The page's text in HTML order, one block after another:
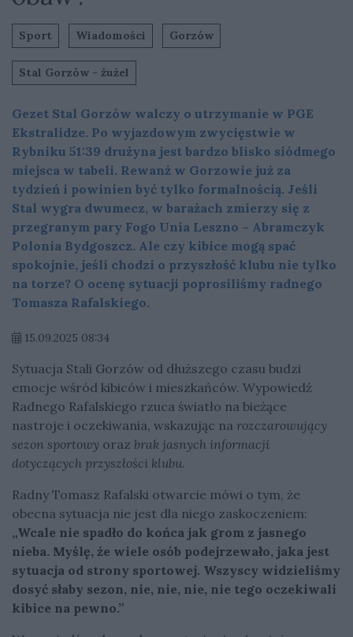
Sport Wiadomości Gorzów
Stal Gorzów - żużel
Gezet Stal Gorzów walczy o utrzymanie w PGE
Ekstralidze. Po wyjazdowym zwycięstwie w
Rybniku 51:39 drużyna jest bardzo blisko siódmego
miejsca w tabeli. Rewanż w Gorzowie już za
tydzień i powinien być tylko formalnością. Jeśli
Stal wygra dwumecz, w barażach zmierzy się z
przegranym pary Fogo Unia Leszno – Abramczyk
Polonia Bydgoszcz. Ale czy kibice mogą spać
spokojnie, jeśli chodzi o przyszłość klubu nie tylko
na torze? O ocenę sytuacji poprosiliśmy radnego
Tomasza Rafalskiego.
15.09.2025 08:34
Sytuacja Stali Gorzów od dłuższego czasu budzi
emocje wśród kibiców i mieszkańców. Wypowiedź
Radnego Rafalskiego rzuca światło na bieżące
nastroje i oczekiwania, wskazując na rozczarowujący
sezon sportowy oraz brak jasnych informacji
dotyczących przyszłości klubu.
Radny Tomasz Rafalski otwarcie mówi o tym, że
obecna sytuacja nie jest dla niego zaskoczeniem:
„Wcale nie spadło do końca jak grom z jasnego
nieba. Myślę, że wiele osób podejrzewało, jaka jest
sytuacja od strony sportowej. Wszyscy widzieliśmy
dosyć słaby sezon, nie, nie, nie, nie tego oczekiwali
kibice na pewno.”